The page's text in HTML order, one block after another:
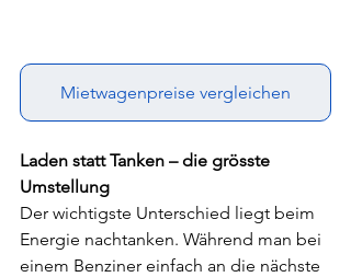
Mietwagenpreise vergleichen
Laden statt Tanken – die grösste
Umstellung
Der wichtigste Unterschied liegt beim
Energie nachtanken. Während man bei
einem Benziner einfach an die nächste